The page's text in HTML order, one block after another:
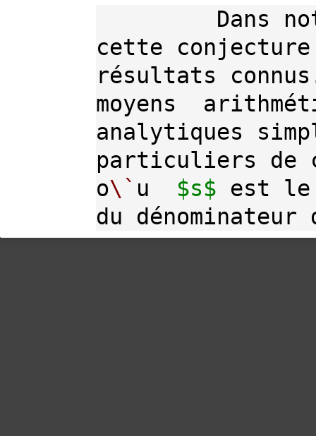
cette
résultats
moyens
analytiques
particuliers de
o\` u $s$ est le
du